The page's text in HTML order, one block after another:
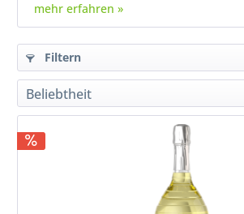
mehr erfahren »
Filtern